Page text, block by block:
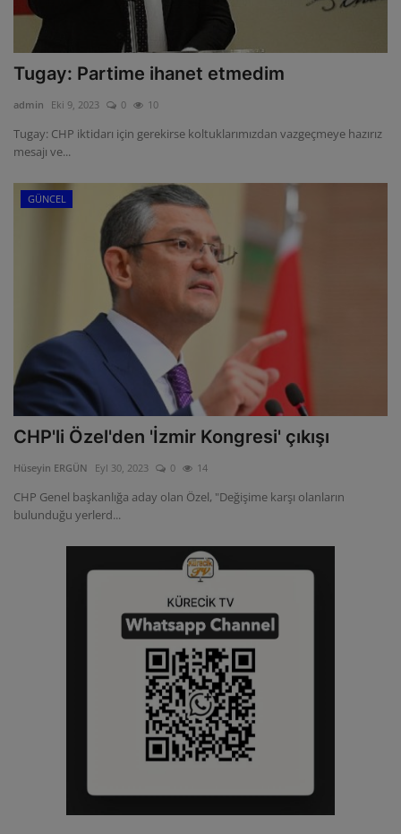
Tugay: Partime ihanet etmedim
admin Eki 9, 2023 0 10
Tugay: CHP iktidarı için gerekirse koltuklarımızdan vazgeçmeye hazırız
mesajı ve...
GÜNCEL
CHP'li Özel'den 'İzmir Kongresi' çıkışı
Hüseyin ERGÜN Eyl 30, 2023 0 14
CHP Genel başkanlığa aday olan Özel, "Değişime karşı olanların
bulunduğu yerlerd...